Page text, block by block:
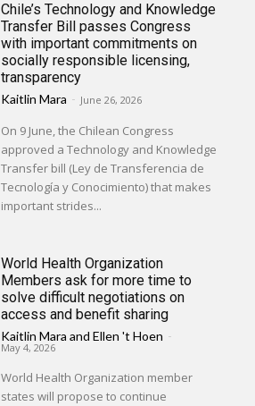
Chile’s Technology and Knowledge
Transfer Bill passes Congress
with important commitments on
socially responsible licensing,
transparency
Kaitlin Mara - June 26, 2026
On 9 June, the Chilean Congress
approved a Technology and Knowledge
Transfer bill (Ley de Transferencia de
Tecnología y Conocimiento) that makes
important strides...
World Health Organization
Members ask for more time to
solve difficult negotiations on
access and benefit sharing
Kaitlin Mara and Ellen 't Hoen -
May 4, 2026
World Health Organization member
states will propose to continue